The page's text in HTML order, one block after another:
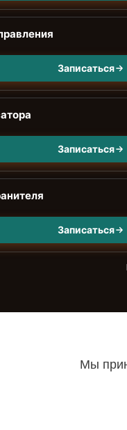
Записаться
Записаться
Записаться
Мы